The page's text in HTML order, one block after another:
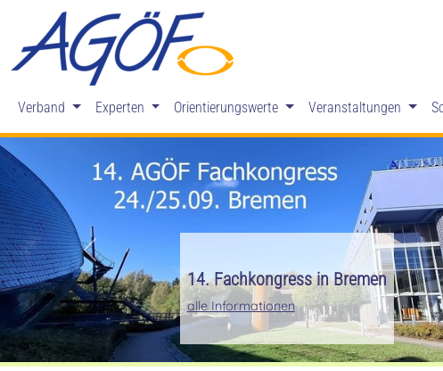
Verband Experten Orientierungswerte Veranstaltungen
Mitglied werden in der AGÖF
Mehr
Zurück